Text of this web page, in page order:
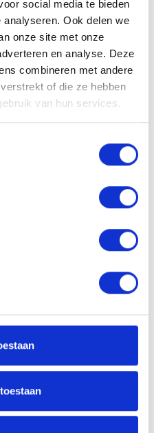
social media te bieden
Ook delen we
onze site met onze
en analyse. Deze
combineren met andere
of die ze hebben
van hun services.